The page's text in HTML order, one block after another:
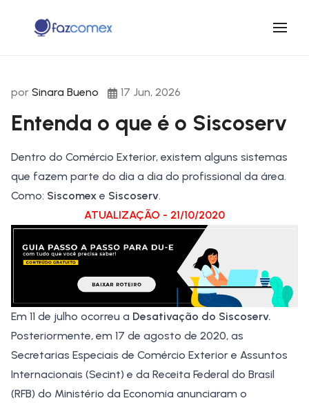
por Sinara Bueno 17 Jun, 2026
Entenda o que é o Siscoserv
Dentro do Comércio Exterior, existem alguns sistemas
que fazem parte do dia a dia do profissional da área.
Como: Siscomex e Siscoserv.
ATUALIZAÇÃO - 21/10/2020
Em 11 de julho ocorreu a Desativação do Siscoserv.
Posteriormente, em 17 de agosto de 2020, as
Secretarias Especiais de Comércio Exterior e Assuntos
Internacionais (Secint) e da Receita Federal do Brasil
(RFB) do Ministério da Economia anunciaram o